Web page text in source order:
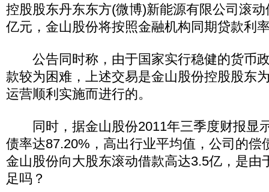
控股股东丹东东方(微博)新能源有限公司滚
亿元，金山股份将按照金融机构同期贷款利
公告同时称，由于国家实行稳健的货币
款较为困难，上述交易是金山股份控股股东
运营顺利实施而进行的。
同时，据金山股份2011年三季度财报显
债率达87.20%，高出行业平均值，公司的偿
金山股份向大股东滚动借款高达3.5亿，是由
足吗？